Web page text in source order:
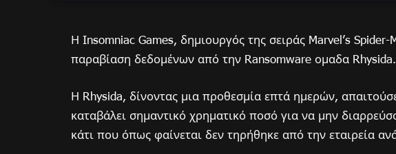
Η Insomniac Games, δημιουργός της σειράς Marvel’s
παραβίαση δεδομένων από την Ransomware ομαδα Rhysida.
Η Rhysida, δίνοντας μια προθεσμία επτά ημερών,
καταβάλει σημαντικό χρηματικό ποσό για να μην
κάτι που όπως φαίνεται δεν τηρήθηκε από την εταιρεία